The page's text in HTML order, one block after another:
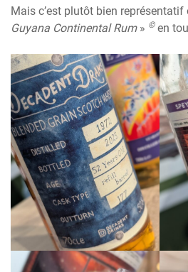
Mais c’est plutôt bien représentatif
Guyana Continental Rum» ©en